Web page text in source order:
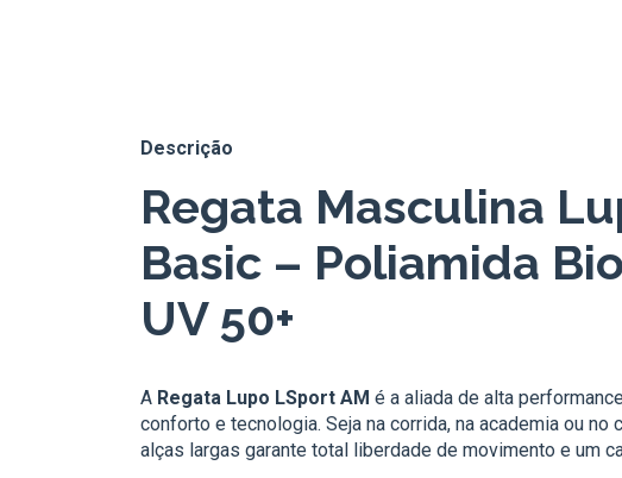
Descrição
Regata Masculina
Basic – Poliamida
UV 50+
A Regata Lupo LSport AM é a aliada de alta
conforto e tecnologia. Seja na corrida, na academia ou
alças largas garante total liberdade de movimento e um